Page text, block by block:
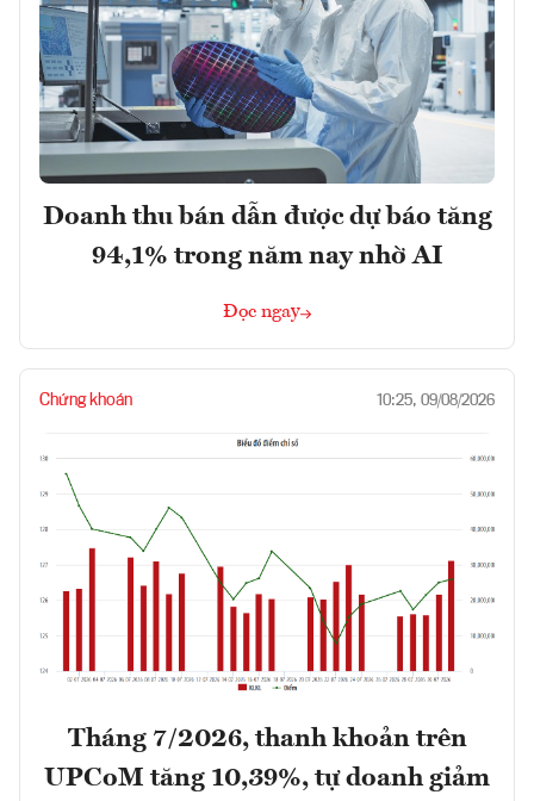
Doanh thu bán dẫn được dự báo tăng
94,1% trong năm nay nhờ AI
Đọc ngay
Chứng khoán 10:25, 09/08/2026
Tháng 7/2026, thanh khoản trên
UPCoM tăng 10,39%, tự doanh giảm